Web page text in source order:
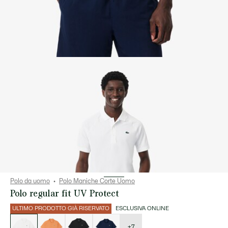
Polo da uomo Polo Maniche Corte Uomo
Polo regular fit UV Protect
ULTIMO PRODOTTO GIÀ RISERVATO ESCLUSIVA ONLINE
varianti